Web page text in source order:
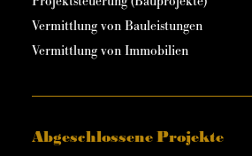
Vermittlung von Bauleistungen
Vermittlung von Immobilien
Abgeschlossene Projekte